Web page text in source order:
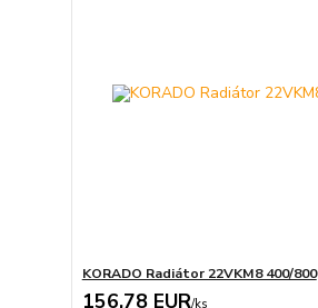
KORADO Radiátor 22VKM8 400/800
156,78 EUR/ks